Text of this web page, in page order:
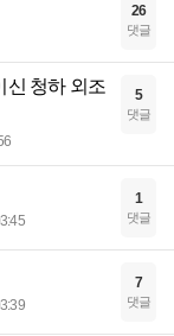
26
댓글
신 청하 외조
5
댓글
1
댓글
7
댓글